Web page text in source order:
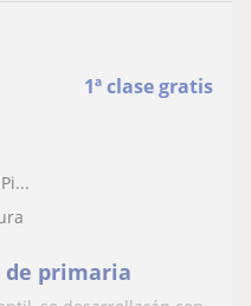
1ª clase gratis
de primaria